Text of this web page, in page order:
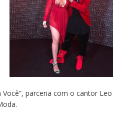
parceria com o cantor